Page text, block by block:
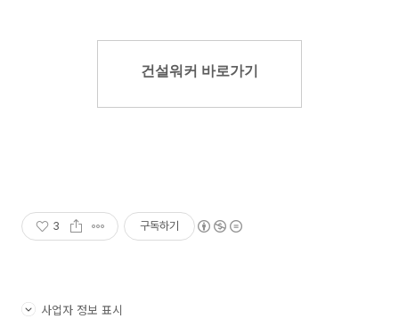
건설워커 바로가기
3 구독하기
사업자 정보 표시